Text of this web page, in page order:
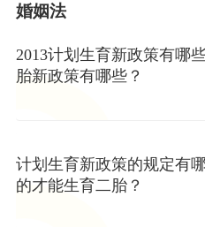
婚姻法
2013计划生育新政策有哪
胎新政策有哪些？
计划生育新政策的规定有
的才能生育二胎？